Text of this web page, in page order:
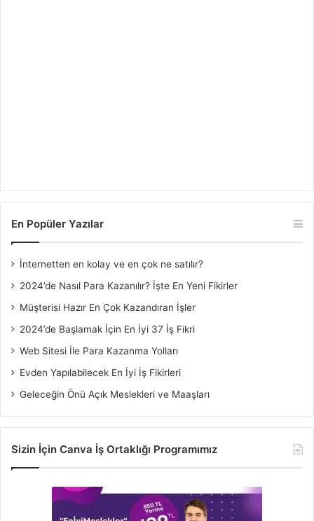
En Popüler Yazılar
İnternetten en kolay ve en çok ne satılır?
2024’de Nasıl Para Kazanılır? İşte En Yeni Fikirler
Müşterisi Hazır En Çok Kazandıran İşler
2024’de Başlamak İçin En İyi 37 İş Fikri
Web Sitesi İle Para Kazanma Yolları
Evden Yapılabilecek En İyi İş Fikirleri
Geleceğin Önü Açık Meslekleri ve Maaşları
Sizin İçin Canva İş Ortaklığı Programımız